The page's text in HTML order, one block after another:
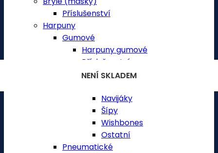
Příslušenství
Harpuny
Gumové
Harpuny gumové
Příslušenství
Gumy
Navijáky
Šípy
Wishbones
Ostatní
Pneumatické
NENÍ SKLADEM
NENÍ SKLADEM
NENÍ SKLADEM
NENÍ SKLADEM
NENÍ SKLADEM